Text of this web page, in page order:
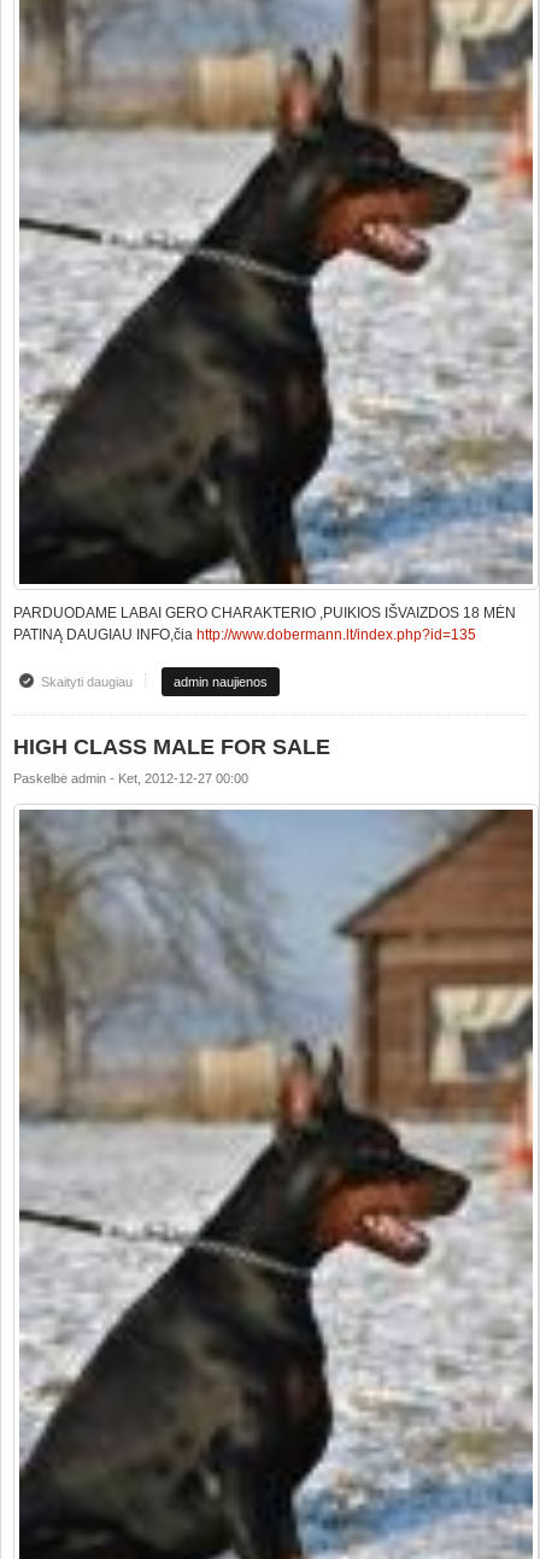
PARDUODAME LABAI GERO CHARAKTERIO ,PUIKIOS IŠVAIZDOS 18 MĖN
PATINĄ DAUGIAU INFO,čia http://www.dobermann.lt/index.php?id=135
Skaityti daugiauapie PARDUODAME TOP KLASĖS PATINĄ
admin naujienos
HIGH CLASS MALE FOR SALE
Paskelbė admin - Ket, 2012-12-27 00:00